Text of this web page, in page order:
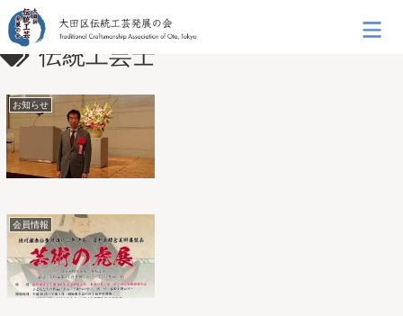
伝統工芸士
お知らせ
会員情報